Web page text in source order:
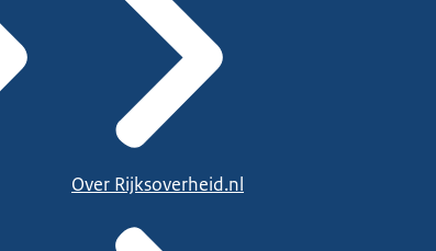
Over Rijksoverheid.nl